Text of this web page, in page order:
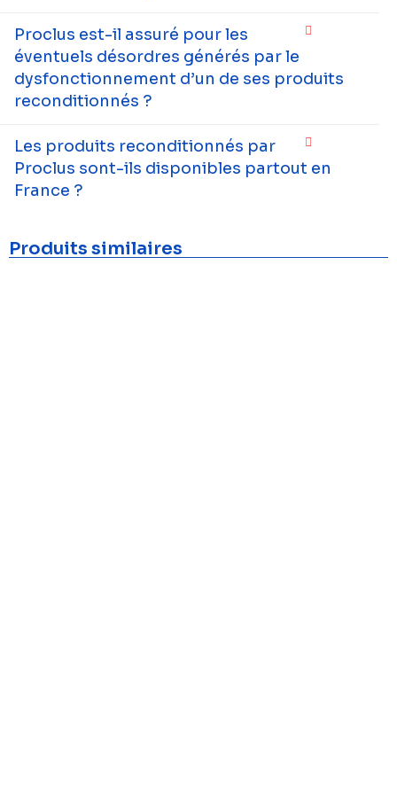
Proclus est-il assuré pour les
éventuels désordres générés par le
dysfonctionnement d’un de ses produits
reconditionnés ?
Les produits reconditionnés par
Proclus sont-ils disponibles partout en
France ?
Produits similaires